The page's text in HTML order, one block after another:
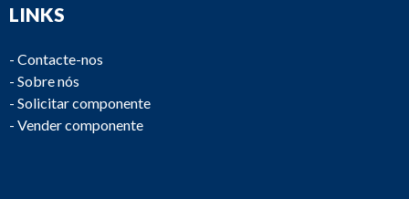
LINKS
- Contacte-nos
- Sobre nós
- Solicitar componente
- Vender componente